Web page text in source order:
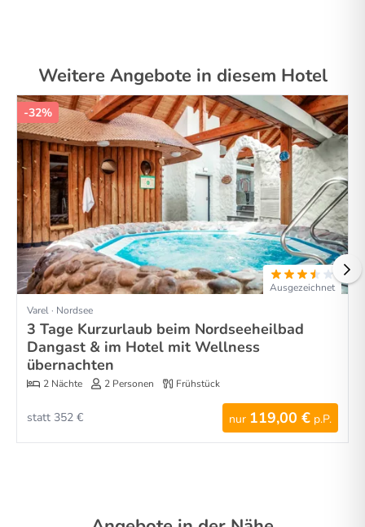
Weitere Angebote in diesem Hotel
-32%
Ausgezeichnet
Varel · Nordsee
3 Tage Kurzurlaub beim Nordseeheilbad
Dangast & im Hotel mit Wellness
übernachten
2 Nächte 2 Personen Frühstück
nur 119,00 € p.P.
statt 352 €